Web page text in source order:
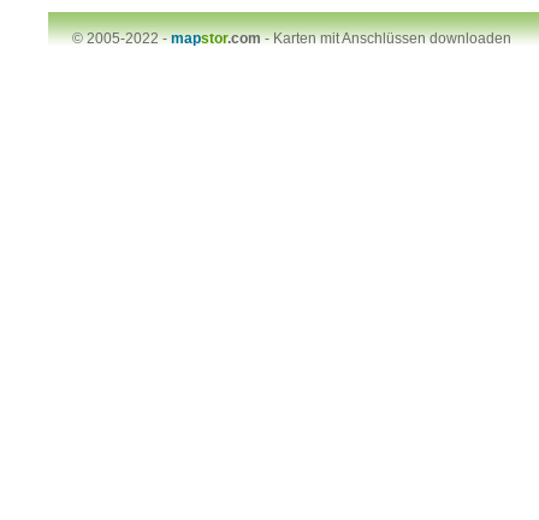
© 2005-2022 -mapstor.com-Karten mit Anschlüssen downloaden